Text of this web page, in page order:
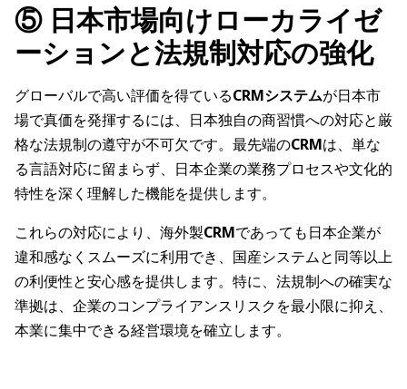
⑤ 日本市場向けローカライゼ
ーションと法規制対応の強化
グローバルで高い評価を得ているCRMシステムが日本市
場で真価を発揮するには、日本独自の商習慣への対応と厳
格な法規制の遵守が不可欠です。最先端のCRMは、単な
る言語対応に留まらず、日本企業の業務プロセスや文化的
特性を深く理解した機能を提供します。
これらの対応により、海外製CRMであっても日本企業が
違和感なくスムーズに利用でき、国産システムと同等以上
の利便性と安心感を提供します。特に、法規制への確実な
準拠は、企業のコンプライアンスリスクを最小限に抑え、
本業に集中できる経営環境を確立します。